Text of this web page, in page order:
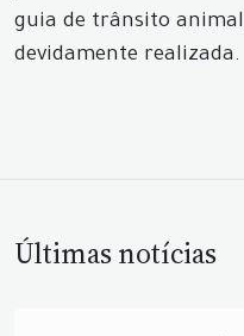
guia de trânsito
devidamente realizada.
Últimas notícias